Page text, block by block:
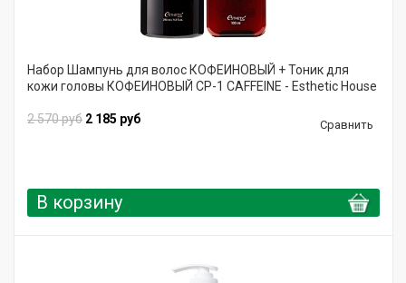
Набор Шампунь для волос КОФЕИНОВЫЙ + Тоник для
кожи головы КОФЕИНОВЫЙ CP-1 CAFFEINE - Esthetic House
2 570 руб 2 185 руб Сравнить
В корзину